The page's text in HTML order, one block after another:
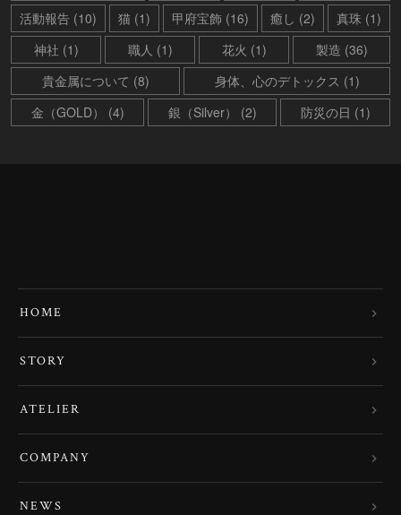
活動報告 (10)
猫 (1) 甲府宝飾 (16) 癒し (2)
真珠 (1)
神社 (1)
職人 (1) 花火 (1)
製造 (36)
貴金属について (8)
身体、心のデトックス (1)
金（GOLD） (4)
銀（Silver） (2) 防災の日 (1)
HOME
STORY
ATELIER
COMPANY
NEWS